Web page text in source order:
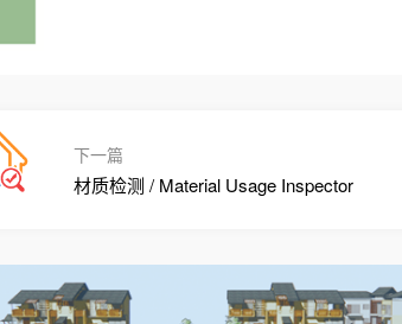
下一篇
材质检测 / Material Usage Inspector